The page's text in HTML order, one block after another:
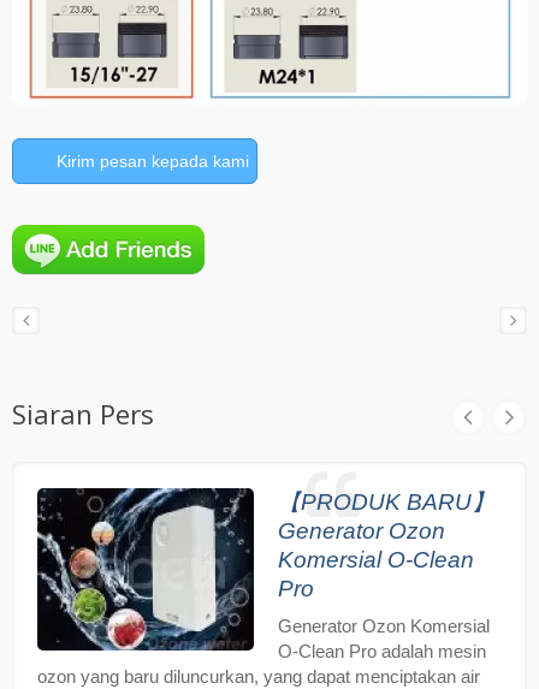
Kirim pesan kepada kami
Siaran Pers
【PRODUK BARU】
Generator Ozon
Komersial O-Clean
Pro
Generator Ozon Komersial
O-Clean Pro adalah mesin
ozon yang baru diluncurkan, yang dapat menciptakan air